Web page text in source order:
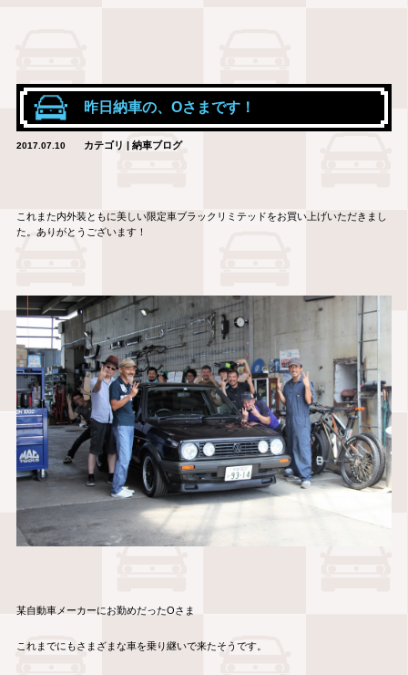
昨日納車の、Oさまです！
2017.07.10 カテゴリ | 納車ブログ
これまた内外装ともに美しい限定車ブラックリミテッドをお買い上げいただきまし
た。ありがとうございます！
某自動車メーカーにお勤めだったOさま
これまでにもさまざまな車を乗り継いで来たそうです。